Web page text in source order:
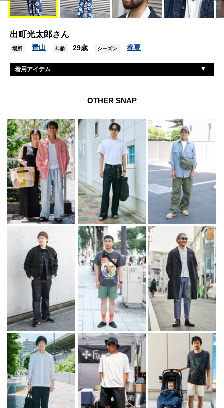
出町光太郎さん
場所 青山 年齢 29歳 シーズン 春夏
着用アイテム
シューズ ナイキ
眼鏡 ゾフ
ネックレス ヴィンテージ
リング 不明
OTHER SNAP